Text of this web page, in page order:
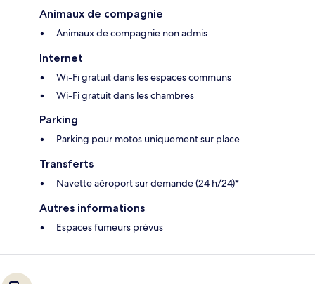
Animaux de compagnie
Animaux de compagnie non admis
Internet
Wi-Fi gratuit dans les espaces communs
Wi-Fi gratuit dans les chambres
Parking
Parking pour motos uniquement sur place
Transferts
Navette aéroport sur demande (24 h/24)*
Autres informations
Espaces fumeurs prévus